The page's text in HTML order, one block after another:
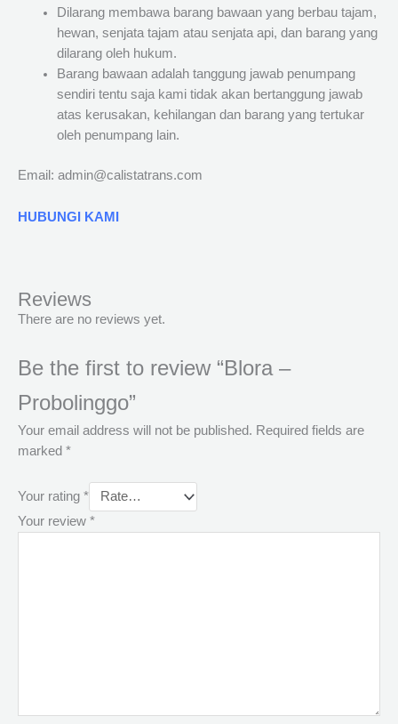
Dilarang membawa barang bawaan yang berbau tajam,
hewan, senjata tajam atau senjata api, dan barang yang
dilarang oleh hukum.
Barang bawaan adalah tanggung jawab penumpang
sendiri tentu saja kami tidak akan bertanggung jawab
atas kerusakan, kehilangan dan barang yang tertukar
oleh penumpang lain.
Email: admin@calistatrans.com
HUBUNGI KAMI
Reviews
There are no reviews yet.
Be the first to review “Blora –
Probolinggo”
Your email address will not be published. Required fields are
marked *
Your rating *
Your review *